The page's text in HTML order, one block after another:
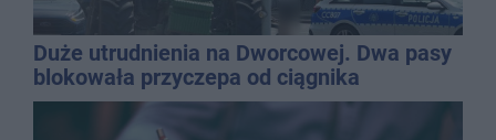
Duże utrudnienia na Dworcowej. Dwa pasy
blokowała przyczepa od ciągnika